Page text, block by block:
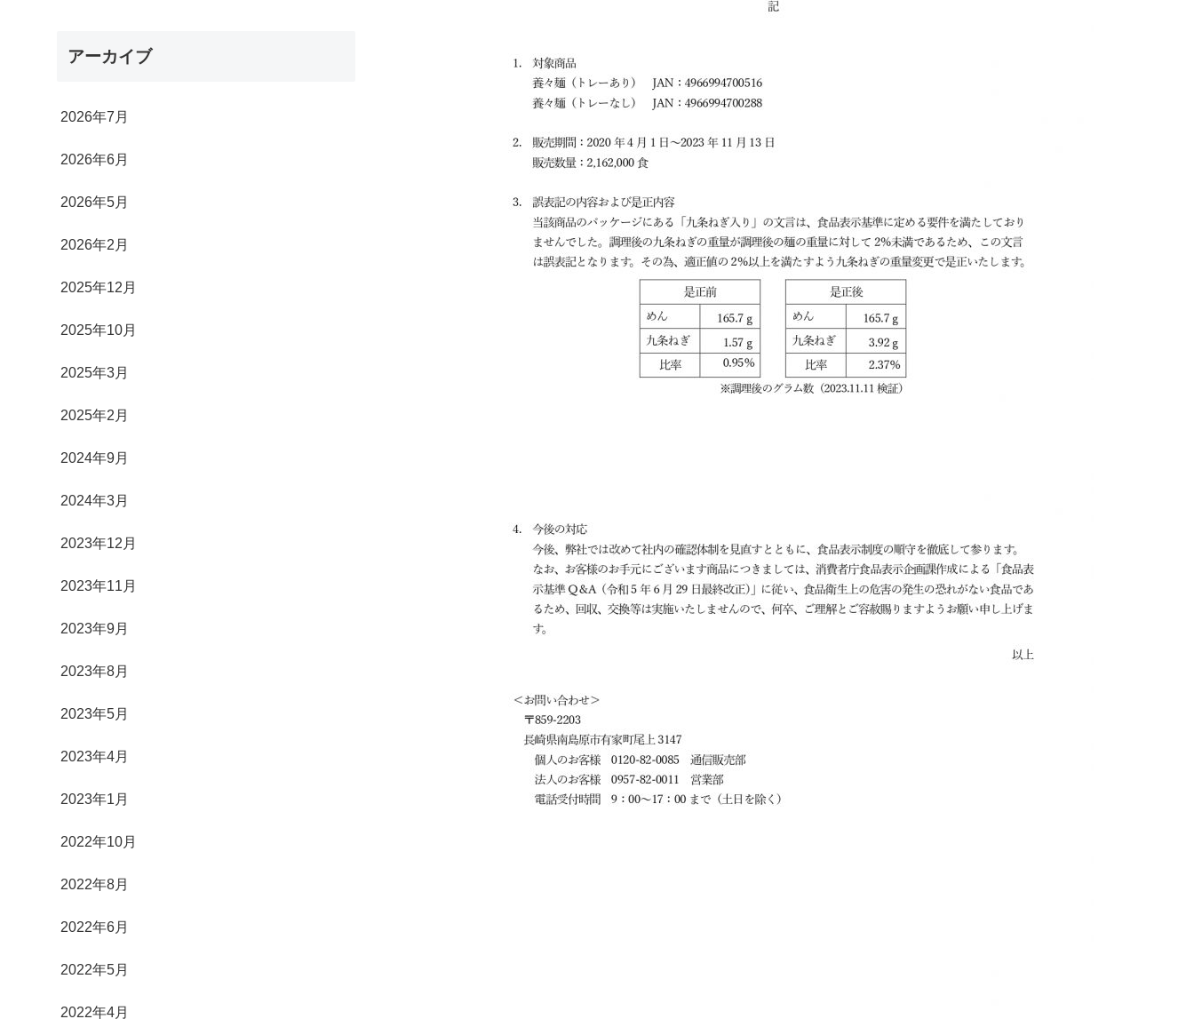
アーカイブ
2026年7月
2026年6月
2026年5月
2026年2月
2025年12月
2025年10月
2025年3月
2025年2月
2024年9月
2024年3月
2023年12月
2023年11月
2023年9月
2023年8月
2023年5月
2023年4月
2023年1月
2022年10月
2022年8月
2022年6月
2022年5月
2022年4月